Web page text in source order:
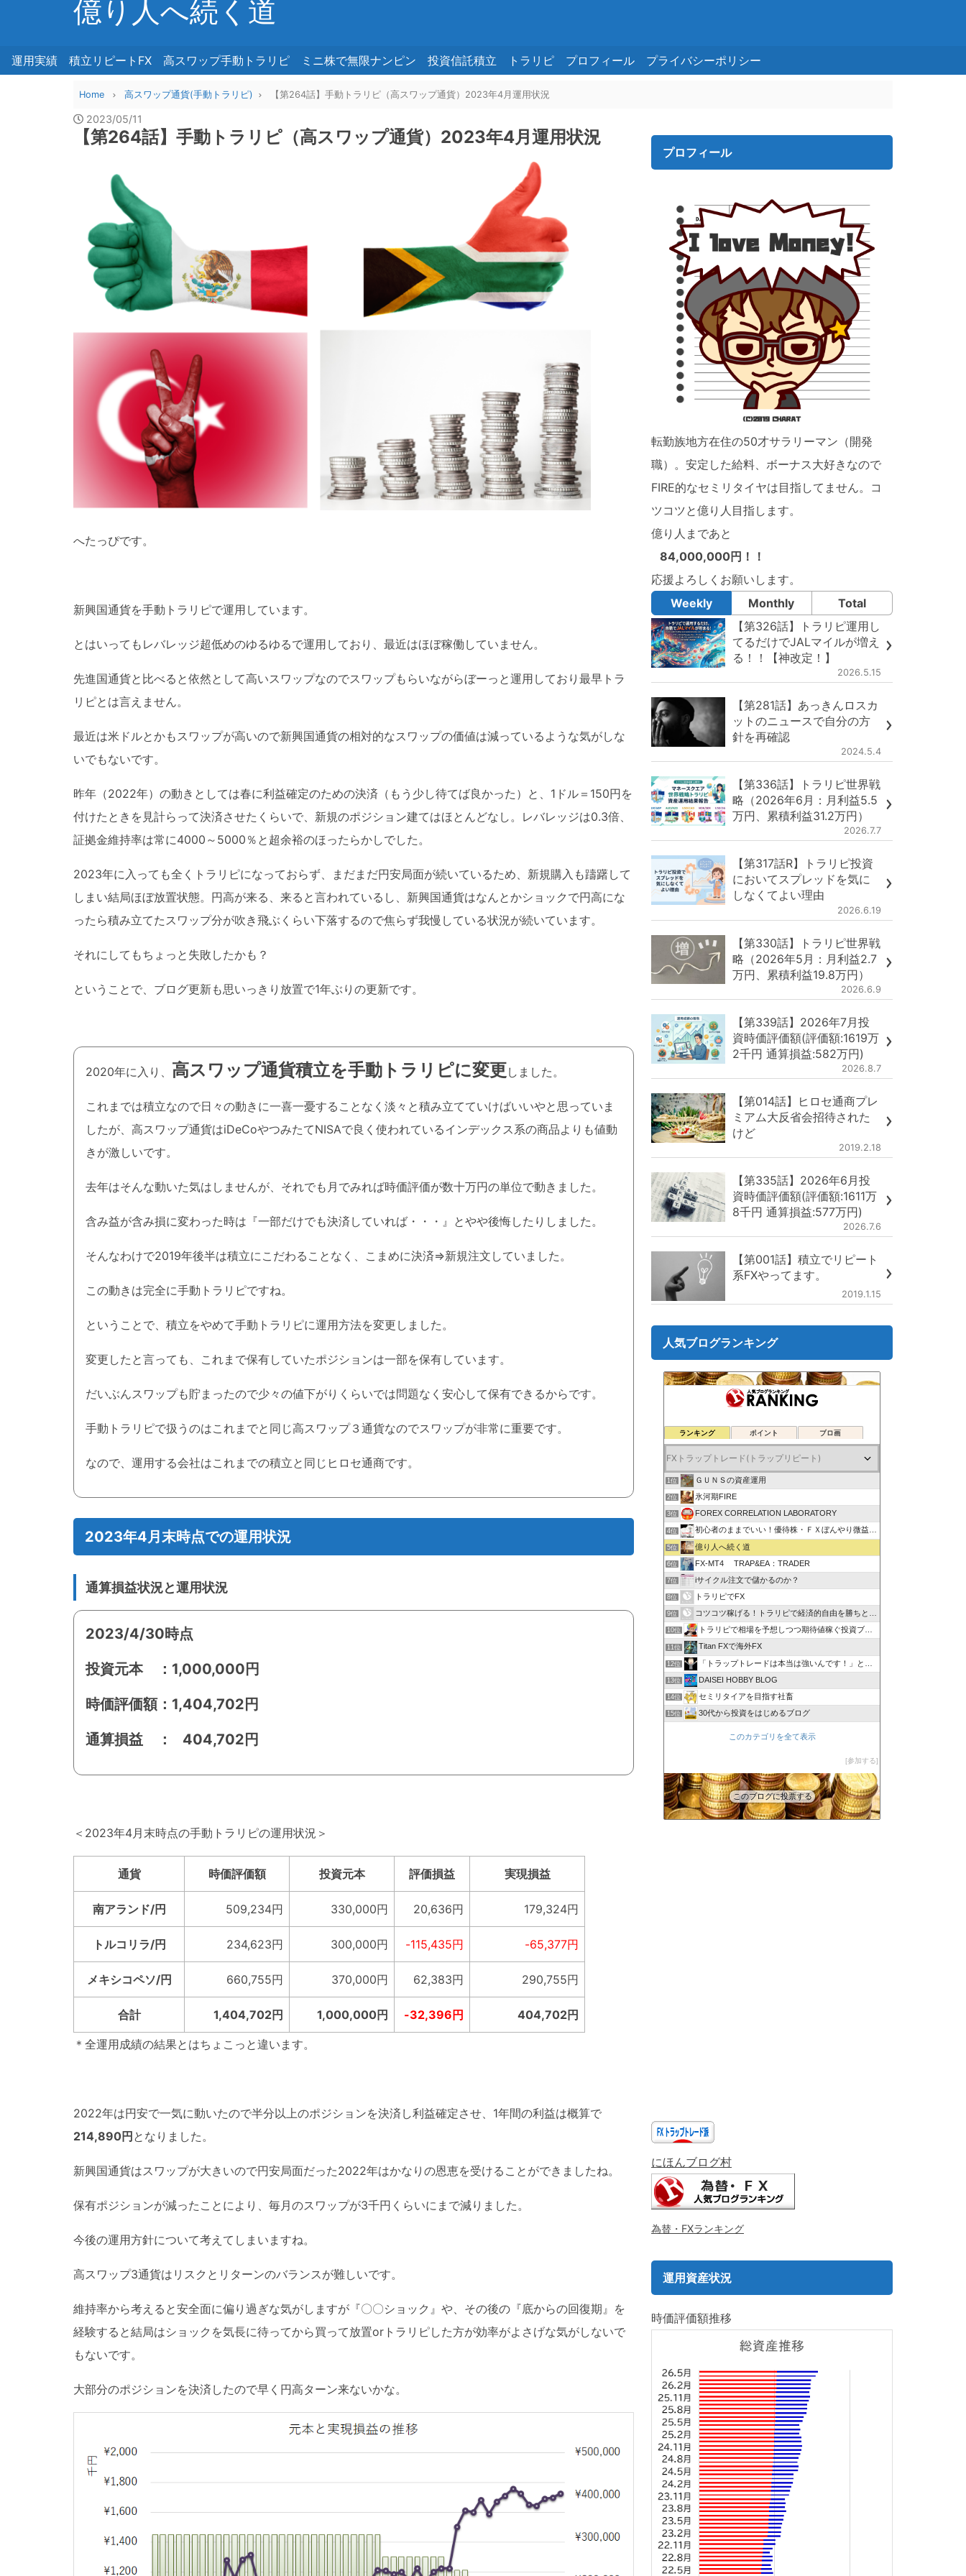
億り人へ続く道
運用実績 積立リピートFX 高スワップ手動トラリピ ミニ株で無限ナンピン 投資信託積立 トラリピ プロフィール プライバシーポリシー
Home 高スワップ通貨(手動トラリピ) 【第264話】手動トラリピ（高スワップ通貨）2023年4月運用状況
2023/05/11
【第264話】手動トラリピ（高スワップ通貨）2023年4月運用状況
へたっぴです。
新興国通貨を手動トラリピで運用しています。
とはいってもレバレッジ超低めのゆるゆるで運用しており、最近はほぼ稼働していません。
先進国通貨と比べると依然として高いスワップなのでスワップもらいながらぼーっと運用しており最早トラ
リピとは言えません。
最近は米ドルとかもスワップが高いので新興国通貨の相対的なスワップの価値は減っているような気がしな
いでもないです。
昨年（2022年）の動きとしては春に利益確定のための決済（もう少し待てば良かった）と、1ドル＝150円を
付けたときを見計らって決済させたくらいで、新規のポジション建てはほとんどなし。レバレッジは0.3倍、
証拠金維持率は常に4000～5000％と超余裕のほったらかしでした。
2023年に入っても全くトラリピになっておらず、まだまだ円安局面が続いているため、新規購入も躊躇して
しまい結局ほぼ放置状態。円高が来る、来ると言われているし、新興国通貨はなんとかショックで円高にな
ったら積み立てたスワップ分が吹き飛ぶくらい下落するので焦らず我慢している状況が続いています。
それにしてもちょっと失敗したかも？
ということで、ブログ更新も思いっきり放置で1年ぶりの更新です。
2020年に入り、 高スワップ通貨積立を手動トラリピに変更しました。
これまでは積立なので日々の動きに一喜一憂することなく淡々と積み立てていけばいいやと思っていま
したが、高スワップ通貨はiDeCoやつみたてNISAで良く使われているインデックス系の商品よりも値動
きが激しいです。
去年はそんな動いた気はしませんが、それでも月でみれば時価評価が数十万円の単位で動きました。
含み益が含み損に変わった時は『一部だけでも決済していれば・・・』とやや後悔したりしました。
そんなわけで2019年後半は積立にこだわることなく、こまめに決済⇒新規注文していました。
この動きは完全に手動トラリピですね。
ということで、積立をやめて手動トラリピに運用方法を変更しました。
変更したと言っても、これまで保有していたポジションは一部を保有しています。
だいぶんスワップも貯まったので少々の値下がりくらいでは問題なく安心して保有できるからです。
手動トラリピで扱うのはこれまでと同じ高スワップ３通貨なのでスワップが非常に重要です。
なので、運用する会社はこれまでの積立と同じヒロセ通商です。
2023年4月末時点での運用状況
通算損益状況と運用状況
2023/4/30時点
投資元本 ：1,000,000円
時価評価額：1,404,702円
通算損益 ： 404,702円
＜2023年4月末時点の手動トラリピの運用状況＞
通貨 時価評価額 投資元本 評価損益 実現損益
南アランド/円 509,234円 330,000円 20,636円 179,324円
トルコリラ/円 234,623円 300,000円 -115,435円 -65,377円
メキシコペソ/円 660,755円 370,000円 62,383円 290,755円
合計 1,404,702円 1,000,000円 -32,396円 404,702円
＊全運用成績の結果とはちょこっと違います。
2022年は円安で一気に動いたので半分以上のポジションを決済し利益確定させ、1年間の利益は概算で
214,890円 となりました。
新興国通貨はスワップが大きいので円安局面だった2022年はかなりの恩恵を受けることができましたね。
保有ポジションが減ったことにより、毎月のスワップが3千円くらいにまで減りました。
今後の運用方針について考えてしまいますね。
高スワップ3通貨はリスクとリターンのバランスが難しいです。
維持率から考えると安全面に偏り過ぎな気がしますが『〇〇ショック』や、その後の『底からの回復期』を
経験すると結局はショックを気長に待ってから買って放置orトラリピした方が効率がよさげな気がしないで
もないです。
大部分のポジションを決済したので早く円高ターン来ないかな。
プロフィール
転勤族地方在住の50才サラリーマン（開発
職）。安定した給料、ボーナス大好きなので
FIRE的なセミリタイヤは目指してません。コ
ツコツと億り人目指します。
億り人まであと
84,000,000円！！
応援よろしくお願いします。
Weekly
Monthly
Total
【第326話】トラリピ運用し
てるだけでJALマイルが増え
る！！【神改定！】
2026.5.15
【第281話】あっきんロスカ
ットのニュースで自分の方
針を再確認
2024.5.4
【第336話】トラリピ世界戦
略（2026年6月：月利益5.5
万円、累積利益31.2万円）
2026.7.7
【第317話R】トラリピ投資
においてスプレッドを気に
しなくてよい理由
2026.6.19
【第330話】トラリピ世界戦
略（2026年5月：月利益2.7
万円、累積利益19.8万円）
2026.6.9
【第339話】2026年7月投
資時価評価額(評価額:1619万
2千円 通算損益:582万円)
2026.8.7
【第014話】ヒロセ通商プレ
ミアム大反省会招待された
けど
2019.2.18
【第335話】2026年6月投
資時価評価額(評価額:1611万
8千円 通算損益:577万円)
2026.7.6
【第001話】積立でリピート
系FXやってます。
2019.1.15
人気ブログランキング
ランキング ポイント ブロ画
1位 ＧＵＮＳの資産運用
2位 氷河期FIRE
3位 FOREX CORRELATION LABORATORY
4位 初心者のままでいい！優待株・ＦＸぼんやり微益ブログ
5位 億り人へ続く道
6位 FX-MT4 TRAP&EA：TRADER
7位 iサイクル注文で儲かるのか？
8位 トラリピでFX
9位 コツコツ稼げる！トラリピで経済的自由を勝ちとる方法
10位 トラリピで相場を予想しつつ期待値稼ぐ投資ブログ
11位 Titan FXで海外FX
12位 「トラップトレードは本当は強いんです！」と叫びたい。
13位 DAISEI HOBBY BLOG
14位 セミリタイアを目指す社畜
15位 30代から投資をはじめるブログ
このカテゴリを全て表示
参加する
このブログに投票する
にほんブログ村
為替・FXランキング
運用資産状況
時価評価額推移